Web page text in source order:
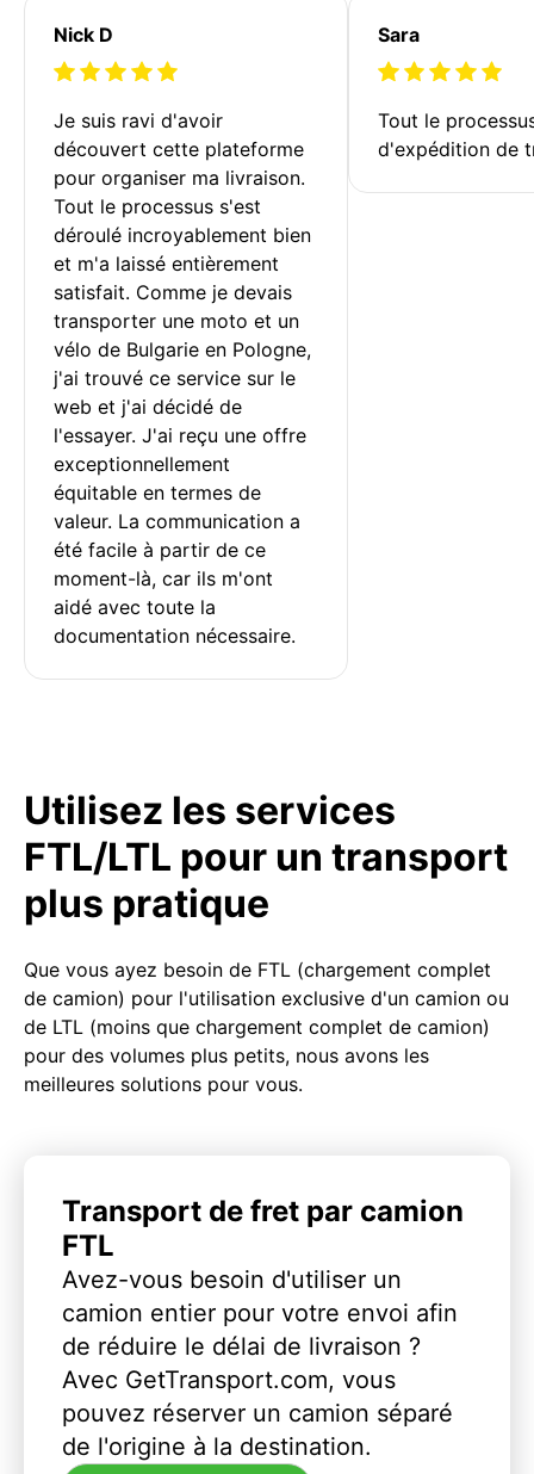
Nick D
Je suis ravi d'avoir
découvert cette plateforme
pour organiser ma livraison.
Tout le processus s'est
déroulé incroyablement bien
et m'a laissé entièrement
satisfait. Comme je devais
transporter une moto et un
vélo de Bulgarie en Pologne,
j'ai trouvé ce service sur le
web et j'ai décidé de
l'essayer. J'ai reçu une offre
exceptionnellement
équitable en termes de
valeur. La communication a
été facile à partir de ce
moment-là, car ils m'ont
aidé avec toute la
documentation nécessaire.
Sara
Tout le
d'expédition de
Utilisez les services
FTL/LTL pour un transport
plus pratique
Que vous ayez besoin de FTL (chargement complet
de camion) pour l'utilisation exclusive d'un camion ou
de LTL (moins que chargement complet de camion)
pour des volumes plus petits, nous avons les
meilleures solutions pour vous.
Transport de fret par camion
FTL
Avez-vous besoin d'utiliser un
camion entier pour votre envoi afin
de réduire le délai de livraison ?
Avec GetTransport.com, vous
pouvez réserver un camion séparé
de l'origine à la destination.